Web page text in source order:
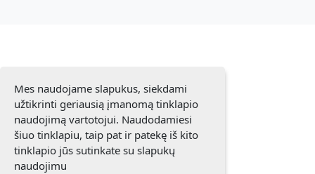
Mes naudojame slapukus, siekdami
užtikrinti geriausią įmanomą tinklapio
naudojimą vartotojui. Naudodamiesi
šiuo tinklapiu, taip pat ir patekę iš kito
tinklapio jūs sutinkate su slapukų
naudojimu